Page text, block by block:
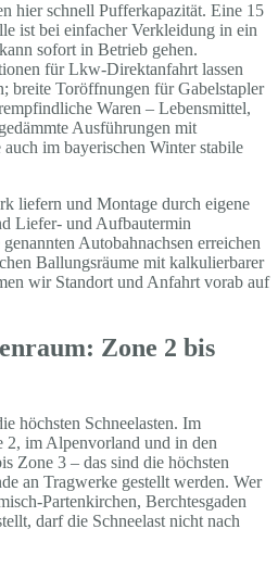
hier schnell Pufferkapazität. Eine 15
ist bei einfacher Verkleidung in ein
sofort in Betrieb gehen.
für Lkw-Direktanfahrt lassen
breite Toröffnungen für Gabelstapler
Waren – Lebensmittel,
Ausführungen mit
im bayerischen Winter stabile
liefern und Montage durch eigene
Liefer- und Aufbautermin
Autobahnachsen erreichen
Ballungsräume mit kalkulierbarer
wir Standort und Anfahrt vorab auf
Zone 2 bis
höchsten Schneelasten. Im
2, im Alpenvorland und in den
Zone 3 – das sind die höchsten
an Tragwerke gestellt werden. Wer
Partenkirchen, Berchtesgaden
darf die Schneelast nicht nach